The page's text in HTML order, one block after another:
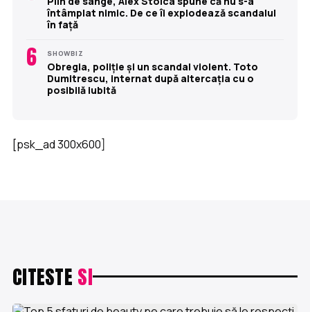
întâmplat nimic. De ce îi explodează scandalul
în față
6 SHOWBIZ
Obregia, poliție și un scandal violent. Toto
Dumitrescu, internat după altercația cu o
posibilă iubită
[psk_ad 300x600]
CITESTE SI